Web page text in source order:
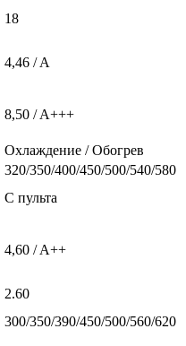
18
4,46 / A
8,50 / A+++
Охлаждение / Обогрев
320/350/400/450/500/540/580
С пульта
4,60 / A++
2.60
300/350/390/450/500/560/620